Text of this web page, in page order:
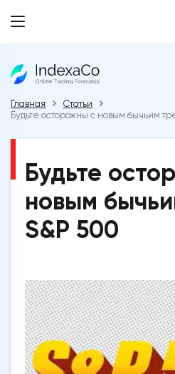
Главная
Статьи
Будьте осторожны с новым бычьим
Будьте
новым
S&P 500